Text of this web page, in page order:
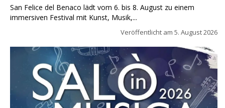
San Felice del Benaco lädt vom 6. bis 8. August zu einem
immersiven Festival mit Kunst, Musik,...
Veröffentlicht am 5. August 2026